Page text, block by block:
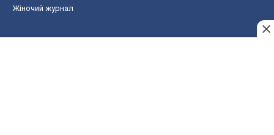
Жіночий журнал